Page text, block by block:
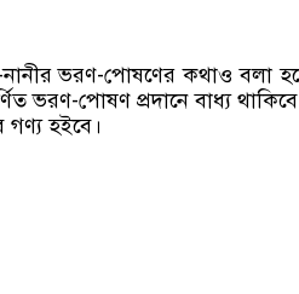
নানীর ভরণ-পোষণের কথাও বলা
ভরণ-পোষণ প্রদানে বাধ্য
হইবে।